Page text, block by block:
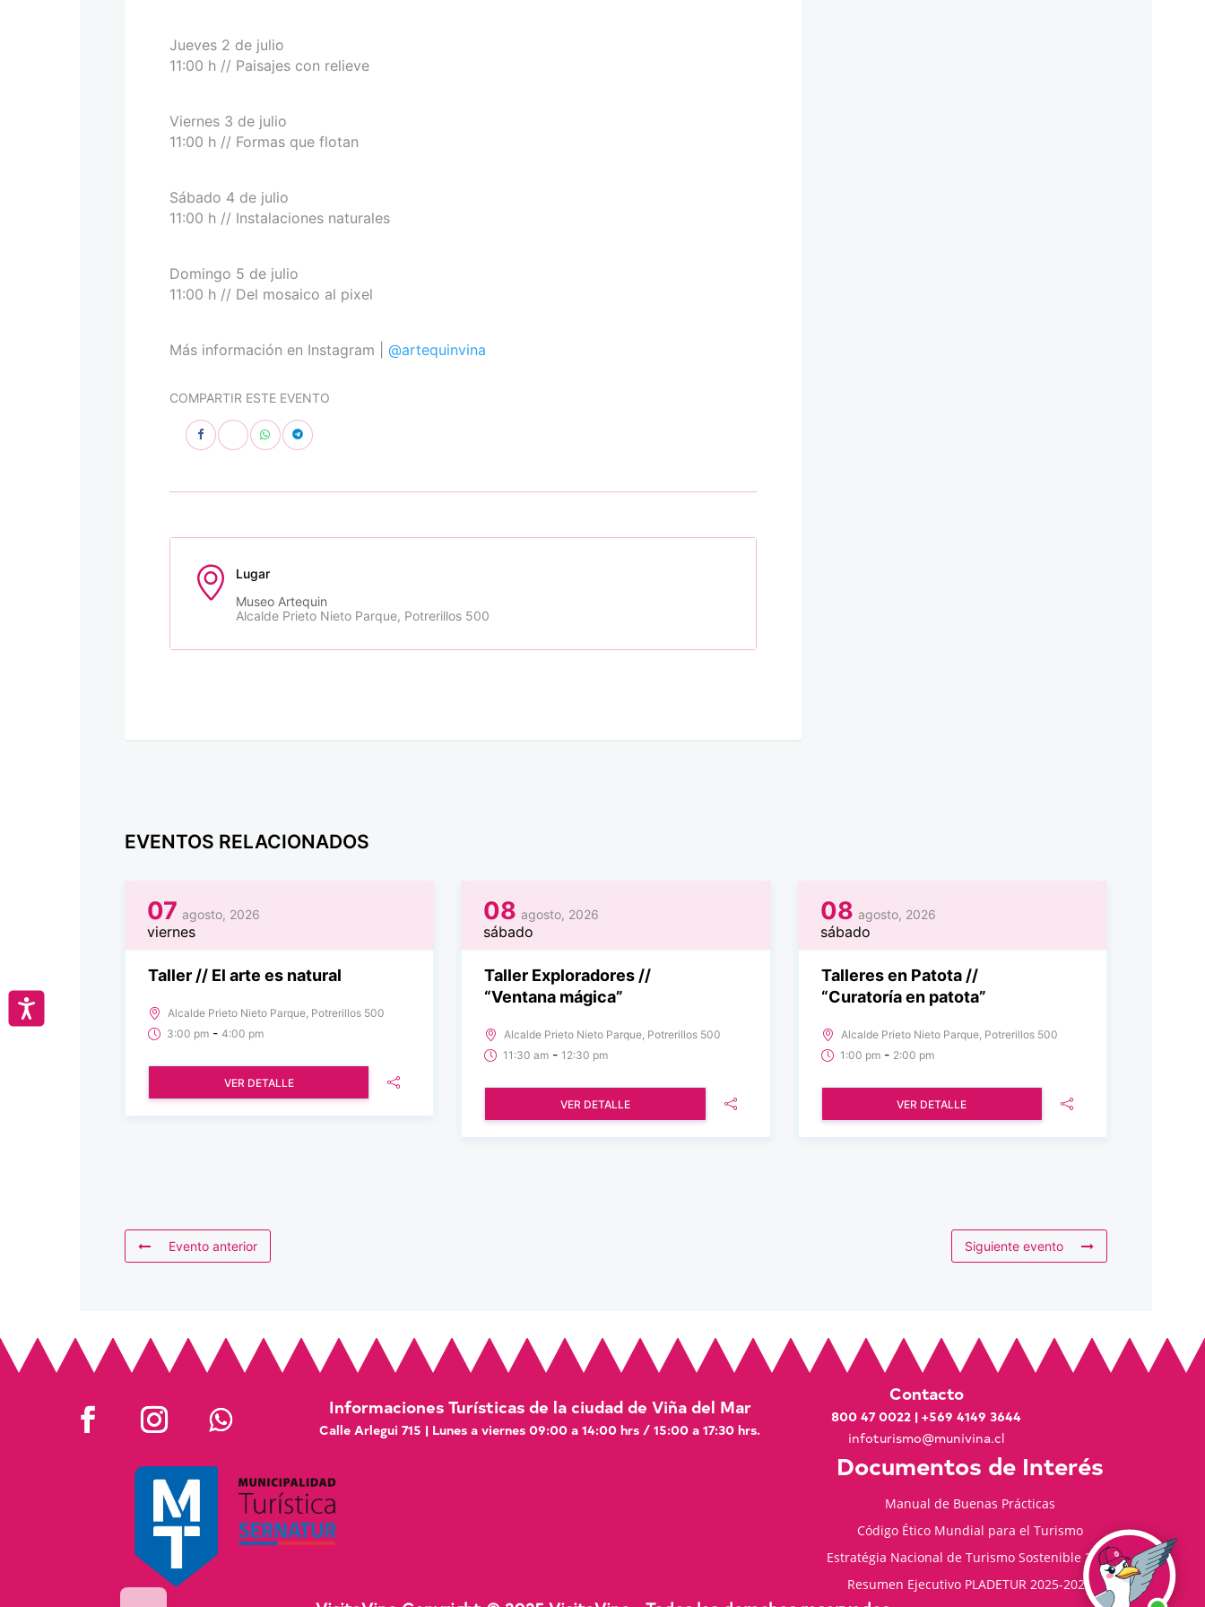
Jueves 2 de julio
11:00 h // Paisajes con relieve
Viernes 3 de julio
11:00 h // Formas que flotan
Sábado 4 de julio
11:00 h // Instalaciones naturales
Domingo 5 de julio
11:00 h // Del mosaico al pixel
Más información en Instagram | @artequinvina
COMPARTIR ESTE EVENTO
Lugar
Museo Artequin
Alcalde Prieto Nieto Parque, Potrerillos 500
EVENTOS RELACIONADOS
07 agosto, 2026
viernes
Taller // El arte es natural
Alcalde Prieto Nieto Parque, Potrerillos 500
3:00 pm - 4:00 pm
VER DETALLE
08 agosto, 2026
sábado
Taller Exploradores //
“Ventana mágica”
Alcalde Prieto Nieto Parque, Potrerillos 500
11:30 am -12:30 pm
VER DETALLE
08 agosto, 2026
sábado
Talleres en Patota //
“Curatoría en patota”
Alcalde Prieto Nieto Parque, Potrerillos 500
1:00 pm- 2:00 pm
VER DETALLE
Evento anterior Siguiente evento
Informaciones Turísticas de la ciudad de Viña del Mar
Calle Arlegui 715 | Lunes a viernes 09:00 a 14:00 hrs / 15:00 a 17:30 hrs.
Contacto
800 47 0022 |+569 4149 3644
infoturismo@munivina.cl
Documentos de Interés
Manual de Buenas Prácticas
Código Ético Mundial para el Turismo
Estratégia Nacional de Turismo Sostenible 2035
Resumen Ejecutivo PLADETUR 2025-2023